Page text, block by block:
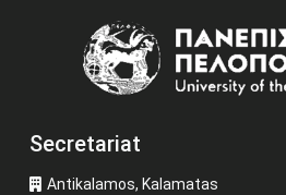
Secretariat
Antikalamos, Kalamatas